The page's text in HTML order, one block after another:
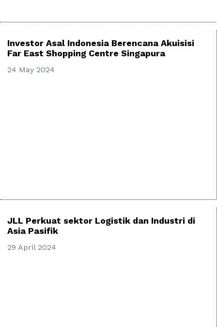
Investor Asal Indonesia Berencana Akuisisi
Far East Shopping Centre Singapura
24 May 2024
JLL Perkuat sektor Logistik dan Industri di
Asia Pasifik
29 April 2024